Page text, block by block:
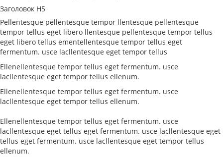
Заголовок H5
Pellentesque pellentesque tempor llentesque pellentesque
tempor tellus eget libero llentesque pellentesque tempor tellus
eget libero tellus ementellentesque tempor tellus eget
fermentum. usce lacllentesque eget tempor tellus
Ellenellentesque tempor tellus eget fermentum. usce
lacllentesque eget tempor tellus ellenum.
Ellenellentesque tempor tellus eget fermentum. usce
lacllentesque eget tempor tellus ellenum.
Ellenellentesque tempor tellus eget fermentum. usce
lacllentesque eget tellus eget fermentum. usce lacllentesque eget
tellus eget fermentum. usce lacllentesque eget tempor tellus
ellenum.